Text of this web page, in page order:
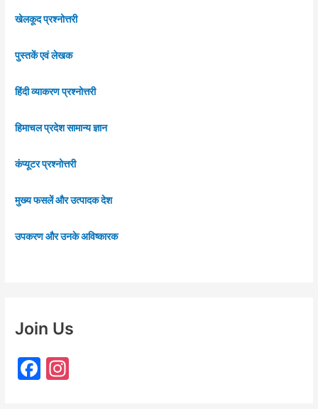
खेलकूद प्रश्नोत्तरी
पुस्तकें एवं लेखक
हिंदी व्याकरण प्रश्नोत्तरी
हिमाचल प्रदेश सामान्य ज्ञान
कंप्यूटर प्रश्नोत्तरी
मुख्य फसलें और उत्पादक देश
उपकरण और उनके अविष्कारक
Join Us
F